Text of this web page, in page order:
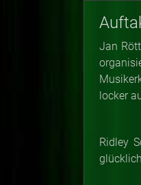
Jan
locker
Ridley